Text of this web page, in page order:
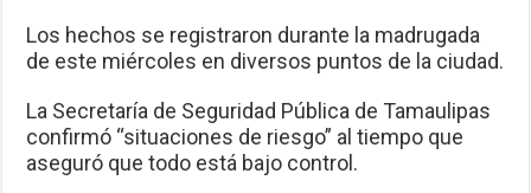
Los hechos se registraron durante la madrugada
de este miércoles en diversos puntos de la ciudad.
La Secretaría de Seguridad Pública de Tamaulipas
confirmó “situaciones de riesgo” al tiempo que
aseguró que todo está bajo control.